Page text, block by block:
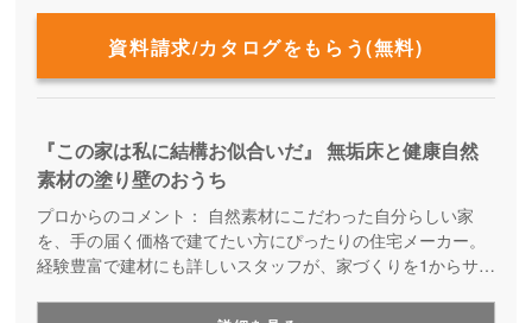
資料請求/カタログをもらう(無料)
『この家は私に結構お似合いだ』 無垢床と健康自然
素材の塗り壁のおうち
プロからのコメント：
を、手の届く価格で建てたい方にぴったりの住宅メーカー。
経験豊富で建材にも詳しいスタッフが、家づくりを1からサポ
望にも対応可能。規格住宅から自由設計の注文住宅まで、幅